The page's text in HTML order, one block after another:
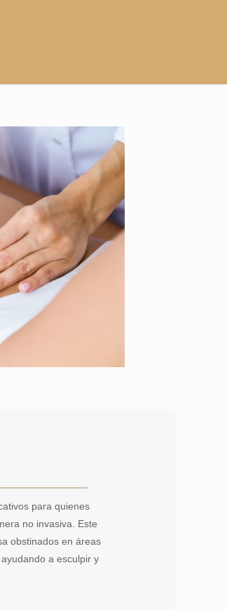
para quienes
no invasiva. Este
obstinados en áreas
a esculpir y